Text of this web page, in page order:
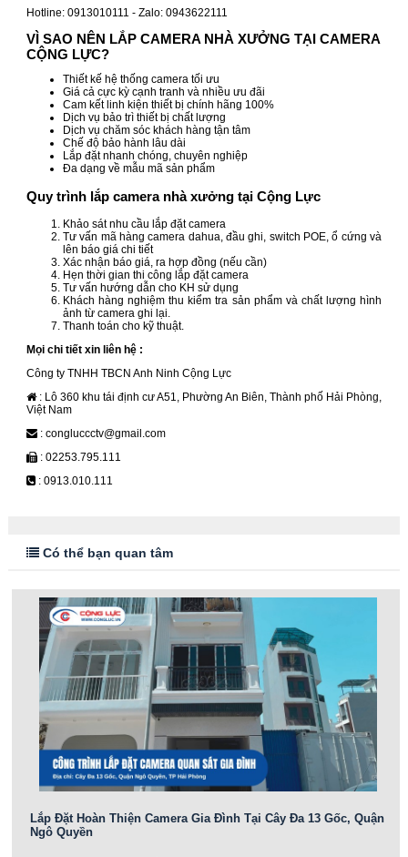
Hotline: 0913010111 - Zalo: 0943622111
VÌ SAO NÊN LẮP CAMERA NHÀ XƯỞNG TẠI CAMERA
CỘNG LỰC?
Thiết kế hệ thống camera tối ưu
Giá cả cực kỳ cạnh tranh và nhiều ưu đãi
Cam kết linh kiện thiết bị chính hãng 100%
Dịch vụ bảo trì thiết bị chất lượng
Dịch vụ chăm sóc khách hàng tận tâm
Chế độ bảo hành lâu dài
Lắp đặt nhanh chóng, chuyên nghiệp
Đa dạng về mẫu mã sản phẩm
Quy trình lắp camera nhà xưởng tại Cộng Lực
Khảo sát nhu cầu lắp đặt camera
Tư vấn mã hàng camera dahua, đầu ghi, switch POE, ổ cứng và
lên báo giá chi tiết
Xác nhận báo giá, ra hợp đồng (nếu cần)
Hẹn thời gian thi công lắp đặt camera
Tư vấn hướng dẫn cho KH sử dụng
Khách hàng nghiệm thu kiểm tra sản phẩm và chất lượng hình
ảnh từ camera ghi lại.
Thanh toán cho kỹ thuật.
Mọi chi tiết xin liên hệ :
Công ty TNHH TBCN Anh Ninh Cộng Lực
: Lô 360 khu tái định cư A51, Phường An Biên, Thành phố Hải Phòng,
Việt Nam
: congluccctv@gmail.com
: 02253.795.111
: 0913.010.111
Có thể bạn quan tâm
Lắp Đặt Hoàn Thiện Camera Gia Đình Tại Cây Đa 13 Gốc, Quận
Ngô Quyền